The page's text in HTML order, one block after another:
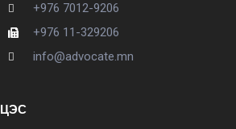
+976 7012-9206
+976 11-329206
info@advocate.mn
ЦЭС